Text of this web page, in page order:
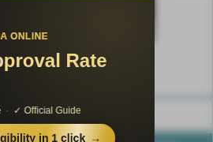
по педагогике
публикаций